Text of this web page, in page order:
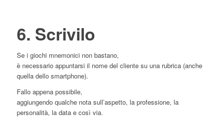
6. Scrivilo
Se i giochi mnemonici non bastano,
è necessario appuntarsi il nome del cliente su una rubrica (anche
quella dello smartphone).
Fallo appena possibile,
aggiungendo qualche nota sull’aspetto, la professione, la
personalità, la data e così via.